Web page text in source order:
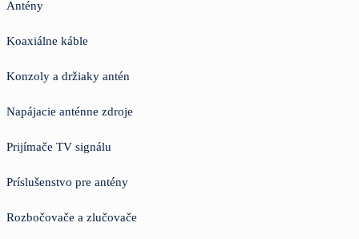
Antény
Koaxiálne káble
Konzoly a držiaky antén
Napájacie anténne zdroje
Prijímače TV signálu
Príslušenstvo pre antény
Rozbočovače a zlučovače